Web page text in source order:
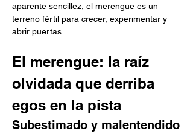
aparente sencillez, el merengue es un
terreno fértil para crecer, experimentar y
abrir puertas.
El merengue: la raíz
olvidada que derriba
egos en la pista
Subestimado y malentendido